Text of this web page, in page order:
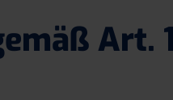
Art.